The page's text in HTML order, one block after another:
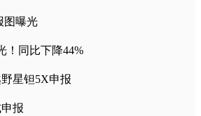
图曝光
！同比下降44%
星钽5X申报
报